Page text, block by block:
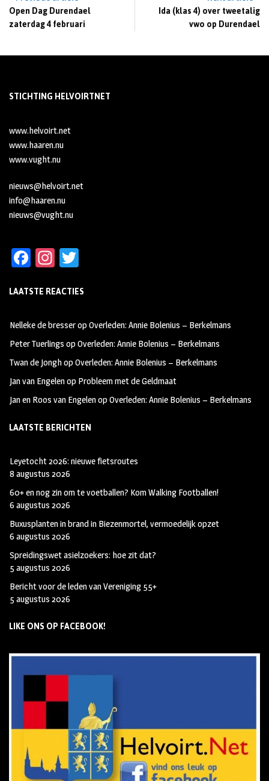
Open Dag Durendael
zaterdag 4 februari
Ida (klas 4) over tweetalig
vwo op Durendael
STICHTING HELVOIRTNET
www.helvoirt.net
www.haaren.nu
www.vught.nu
nieuws@helvoirt.net
info@haaren.nu
nieuws@vught.nu
Fa
b
oo
k
In
ag
m
tt
LAATSTE REACTIES
Nelleke de bresseropOverleden: Annie Bolenius – Berkelmans
Peter Tuerlings opOverleden: Annie Bolenius – Berkelmans
Twan de JonghopOverleden: Annie Bolenius – Berkelmans
Jan van Engelenop Probleem met de Geldmaat
Jan en Roos van EngelenopOverleden: Annie Bolenius – Berkelmans
LAATSTE BERICHTEN
Leyetocht 2026: nieuwe fietsroutes
8 augustus 2026
60+ en nog zin om te voetballen? Kom Walking Footballen!
6 augustus 2026
Buxusplanten in brand in Biezenmortel, vermoedelijk opzet
6 augustus 2026
Spreidingswet asielzoekers: hoe zit dat?
5 augustus 2026
Bericht voor de leden van Vereniging 55+
5 augustus 2026
LIKE ONS OP FACEBOOK!